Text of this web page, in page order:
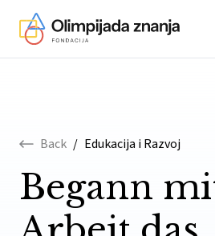
Back / Edukacija i Razvoj
Begann